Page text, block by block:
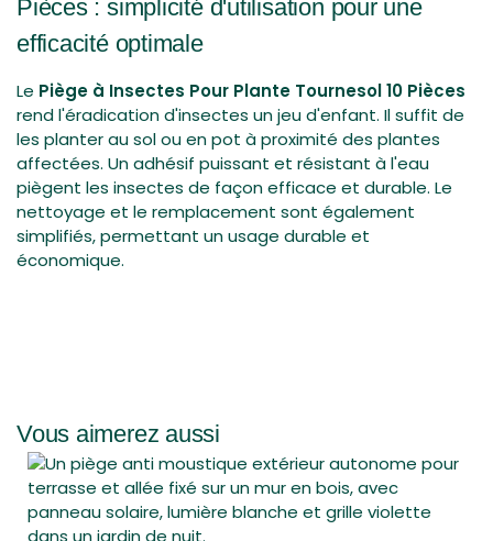
Pièces : simplicité d'utilisation pour une
efficacité optimale
Le Piège à Insectes Pour Plante Tournesol 10 Pièces
rend l'éradication d'insectes un jeu d'enfant. Il suffit de
les planter au sol ou en pot à proximité des plantes
affectées. Un adhésif puissant et résistant à l'eau
piègent les insectes de façon efficace et durable. Le
nettoyage et le remplacement sont également
simplifiés, permettant un usage durable et
économique.
Vous aimerez aussi